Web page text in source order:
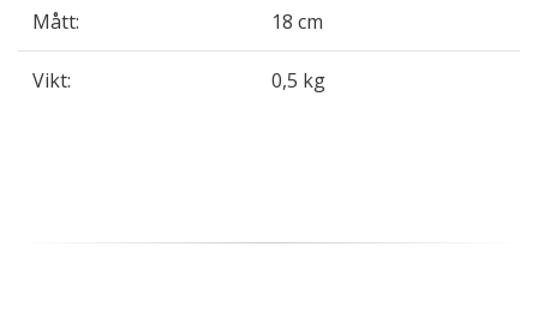
Mått: 18 cm
Vikt: 0,5 kg